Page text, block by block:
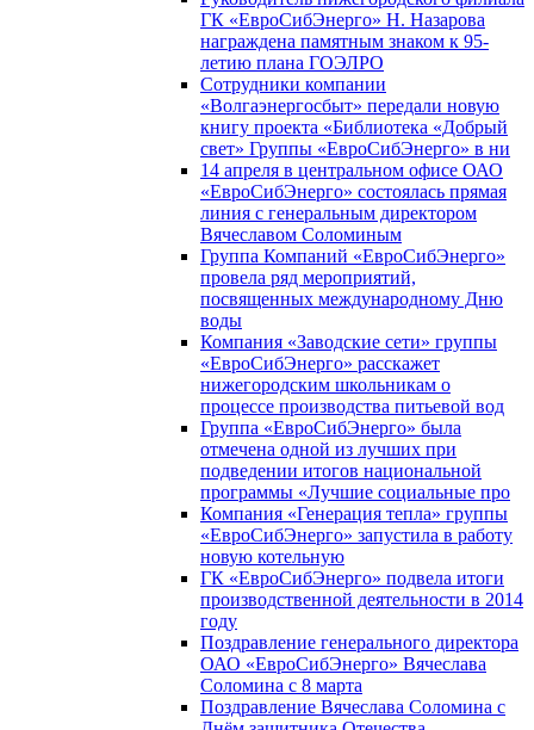
ГК «ЕвроСибЭнерго» Н. Назарова
награждена памятным знаком к 95-
летию плана ГОЭЛРО
Сотрудники компании
«Волгаэнергосбыт» передали новую
книгу проекта «Библиотека «Добрый
свет» Группы «ЕвроСибЭнерго» в ни
14 апреля в центральном офисе ОАО
«ЕвроСибЭнерго» состоялась прямая
линия с генеральным директором
Вячеславом Соломиным
Группа Компаний «ЕвроСибЭнерго»
провела ряд мероприятий,
посвященных международному Дню
воды
Компания «Заводские сети» группы
«ЕвроСибЭнерго» расскажет
нижегородским школьникам о
процессе производства питьевой вод
Группа «ЕвроСибЭнерго» была
отмечена одной из лучших при
подведении итогов национальной
программы «Лучшие социальные про
Компания «Генерация тепла» группы
«ЕвроСибЭнерго» запустила в работу
новую котельную
ГК «ЕвроСибЭнерго» подвела итоги
производственной деятельности в 2014
году
Поздравление генерального директора
ОАО «ЕвроСибЭнерго» Вячеслава
Соломина с 8 марта
Поздравление Вячеслава Соломина с